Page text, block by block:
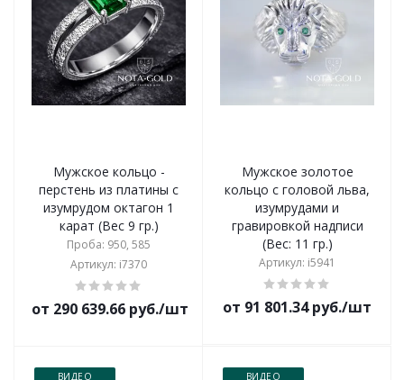
Мужское кольцо -
перстень из платины с
изумрудом октагон 1
карат (Вес 9 гр.)
Проба: 950, 585
Артикул: i7370
от 290 639.66 руб./шт
Мужское золотое
кольцо с головой льва,
изумрудами и
гравировкой надписи
(Вес: 11 гр.)
Артикул: i5941
от 91 801.34 руб./шт
ВИДЕО
ВИДЕО